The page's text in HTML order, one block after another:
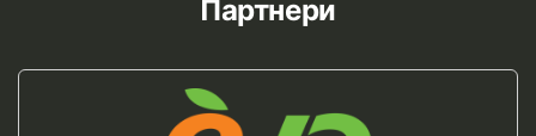
Партнери